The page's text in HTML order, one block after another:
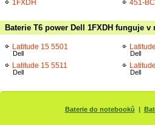
1FXDH
451-
Baterie T6 power Dell 1FXDH funguje
Latitude 15 5501
Dell
Latitude 15 5511
Dell
Dell
Dell
Baterie do notebooků |